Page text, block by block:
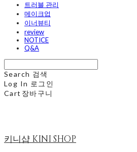
트러블 관리
메이크업
이너뷰티
review
NOTICE
Q&A
Search 검색
Log In 로그인
Cart 장바구니
키니샵 KINI SHOP